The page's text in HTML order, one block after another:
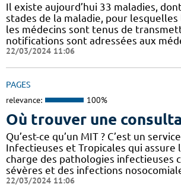
Il existe aujourd’hui 33 maladies,
stades de la maladie, pour
les médecins sont tenus de
notifications sont adressées aux
22/03/2024 11:06
PAGES
relevance: 100%
Où trouver une
Qu’est-ce qu’un MIT ? C’est un
Infectieuses et Tropicales qui assure
charge des pathologies infectieuses
sévères et des infections
22/03/2024 11:06